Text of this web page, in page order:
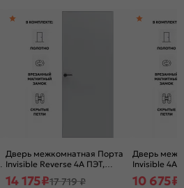
Дверь межкомнатная Порта
Invisible Reverse 4A ПЭТ,
правое открывание, Shellac
Grey, глухая, скрытая, кромка
14 175₽17 719 ₽
Дверь
Invisible 4A
глухая,
10 675₽